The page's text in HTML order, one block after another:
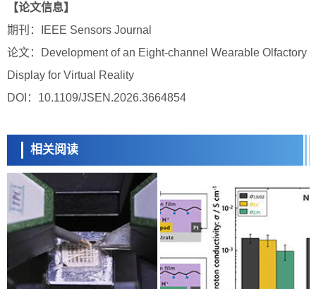
【论文信息】
期刊：IEEE Sensors Journal
论文：Development of an Eight-channel Wearable Olfactory
Display for Virtual Reality
DOI：10.1109/JSEN.2026.3664854
相关阅读